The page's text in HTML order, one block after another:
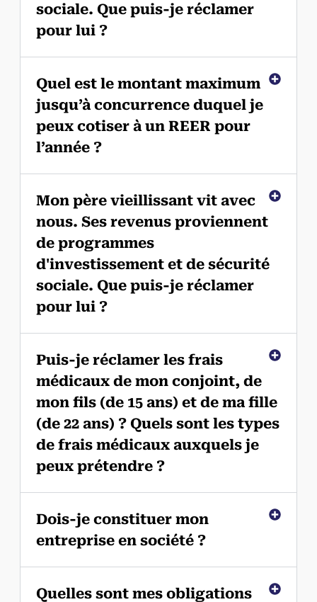
sociale. Que puis-je réclamer
pour lui ?
Quel est le montant maximum
jusqu’à concurrence duquel je
peux cotiser à un REER pour
l’année ?
Mon père vieillissant vit avec
nous. Ses revenus proviennent
de programmes
d'investissement et de sécurité
sociale. Que puis-je réclamer
pour lui ?
Puis-je réclamer les frais
médicaux de mon conjoint, de
mon fils (de 15 ans) et de ma fille
(de 22 ans) ? Quels sont les types
de frais médicaux auxquels je
peux prétendre ?
Dois-je constituer mon
entreprise en société ?
Quelles sont mes obligations